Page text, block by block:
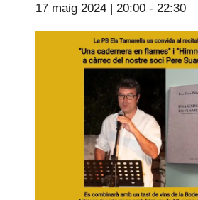
17 maig 2024 | 20:00 - 22:30